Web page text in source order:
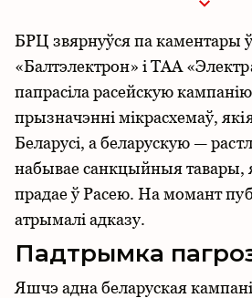
БРЦ звярнуўся па каментары
«Балтэлектрон» і ТАА
папрасіла расейскую
прызначэнні мікрасхемаў,
Беларусі, а беларускую —
набывае санкцыйныя тавары,
прадае ў Расею. На момант
атрымалі адказу.
Падтрымка
Яшчэ адна беларуская